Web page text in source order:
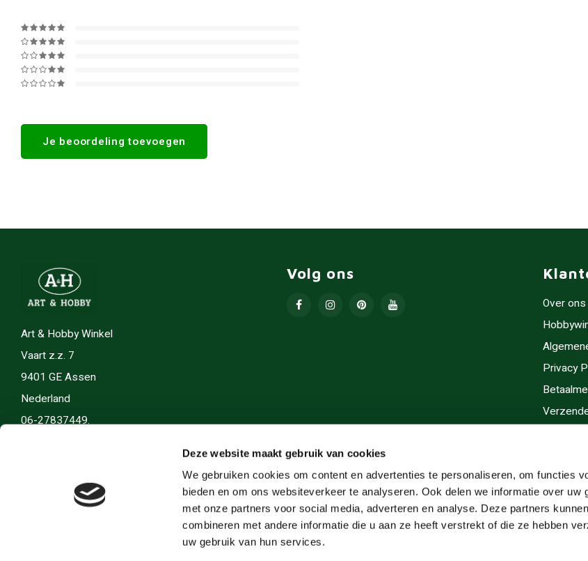
Deze website maakt gebruik van cookies
We gebruiken cookies om content en advertenties te personaliseren, om functies
bieden en om ons websiteverkeer te analyseren. Ook delen we informatie over uw
met onze partners voor social media, adverteren en analyse. Deze partners
combineren met andere informatie die u aan ze heeft verstrekt of die ze hebben
uw gebruik van hun services.
Je beoordeling toevoegen
Art & Hobby Winkel
Vaart z.z. 7
9401 GE Assen
Nederland
06-27837449.
Volg ons
Over ons
Privacy
Inlijsten